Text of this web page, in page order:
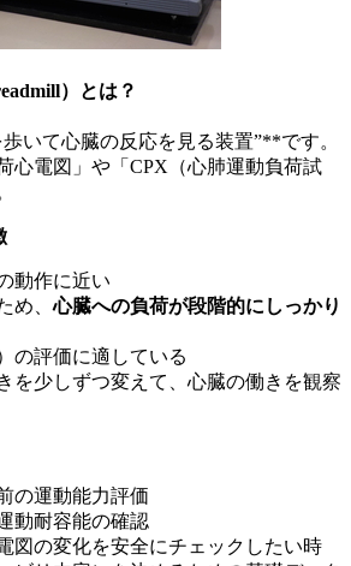
）とは？
いて心臓の反応を見る装置”**です。
心電図」や「CPX（心肺運動負荷試
動作に近い
め、心臓への負荷が段階的にしっかり
の評価に適している
を少しずつ変えて、心臓の働きを観察
の運動能力評価
動耐容能の確認
図の変化を安全にチェックしたい時